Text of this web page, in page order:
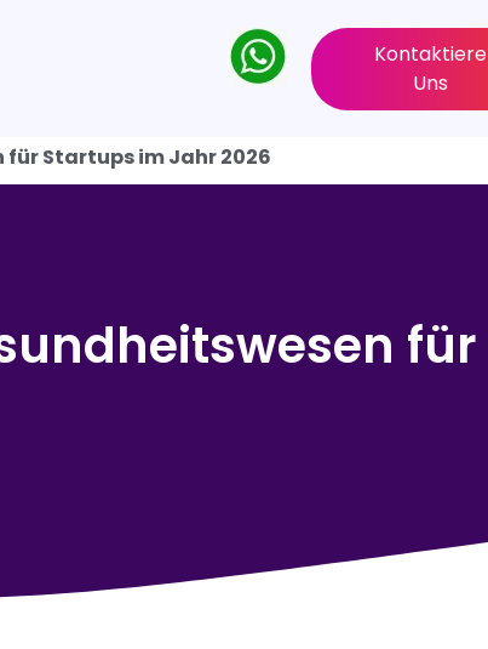
Kontaktiere
Uns
für Startups im Jahr 2026
für